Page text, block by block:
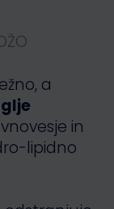
a
in
lipidno